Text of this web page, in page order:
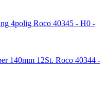
Roco 40345 - H0 -
Roco 40344 -